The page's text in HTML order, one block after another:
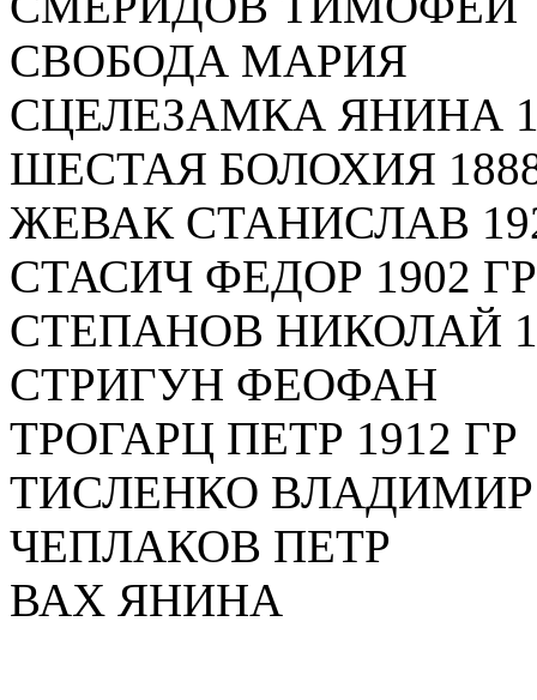
СВОБОДА МАРИЯ
СЦЕЛЕЗАМКА ЯНИНА
ШЕСТАЯ БОЛОХИЯ
ЖЕВАК СТАНИСЛАВ
СТАСИЧ ФЕДОР 1902 ГР
СТЕПАНОВ НИКОЛАЙ
СТРИГУН ФЕОФАН
ТРОГАРЦ ПЕТР 1912 ГР
ТИСЛЕНКО ВЛАДИМИР
ЧЕПЛАКОВ ПЕТР
ВАХ ЯНИНА